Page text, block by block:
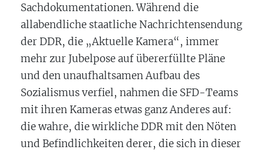
Sachdokumentationen. Während die
allabendliche staatliche Nachrichtensendung
der DDR, die „Aktuelle Kamera“, immer
mehr zur Jubelpose auf übererfüllte Pläne
und den unaufhaltsamen Aufbau des
Sozialismus verfiel, nahmen die SFD-Teams
mit ihren Kameras etwas ganz Anderes auf:
die wahre, die wirkliche DDR mit den Nöten
und Befindlichkeiten derer, die sich in dieser